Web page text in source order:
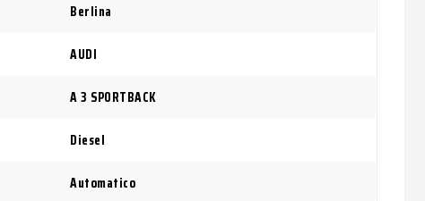
Berlina
AUDI
A 3 SPORTBACK
Diesel
Automatico